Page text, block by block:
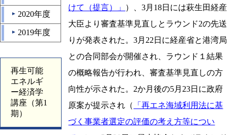
▲ 2020年度
▲ 2019年度
再生可能
エネルギ
ー経済学
講座（第1
期）
けて（提言）」 ）、3月18日には萩生田経産
大臣より審査基準見直しとラウンド2の先送
りが発表された。3月22日に経産省と港湾局
との合同部会が開催され、ラウンド１結果
の概略報告が行われ、審査基準見直しの方
向性が示された。2か月後の5月23日に政府
原案が提示され（
「再エネ海域利用法に基
づく事業者選定の評価の考え方等につい